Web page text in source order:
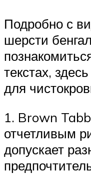
Подробно с
шерсти
текстах,
для
1. Brown
отчетливым
допускает